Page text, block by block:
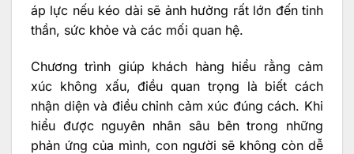
áp lực nếu kéo dài sẽ ảnh hưởng rất lớn đến tinh
thần, sức khỏe và các mối quan hệ.
Chương trình giúp khách hàng hiểu rằng cảm
xúc không xấu, điều quan trọng là biết cách
nhận diện và điều chỉnh cảm xúc đúng cách. Khi
hiểu được nguyên nhân sâu bên trong những
phản ứng của mình, con người sẽ không còn dễ